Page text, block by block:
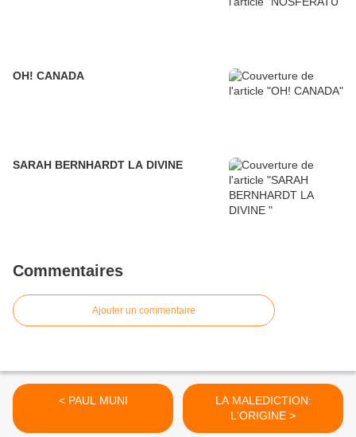
OH! CANADA
SARAH BERNHARDT LA DIVINE
Commentaires
Ajouter un commentaire
< PAUL MUNI
LA MALEDICTION:
L'ORIGINE >